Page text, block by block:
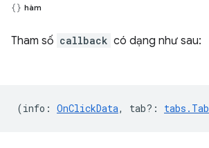
hàm
Tham số callback có dạng như sau:
(info : OnClickData, tab? : tabs.Tab